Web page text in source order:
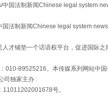
习近平
国法制新闻Chinese legal system
法制新闻Chinese legal system
才铺垫一个话语权平台，促进国际之
010-89525216。本传媒系列网站中
司独家主办 :
号。